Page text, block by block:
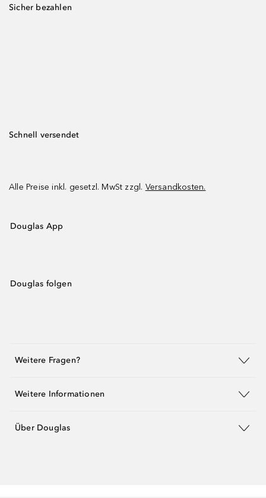
Sicher bezahlen
Schnell versendet
Alle Preise inkl. gesetzl. MwSt zzgl. Versandkosten.
Douglas App
Douglas folgen
Weitere Fragen?
Weitere Informationen
Über Douglas